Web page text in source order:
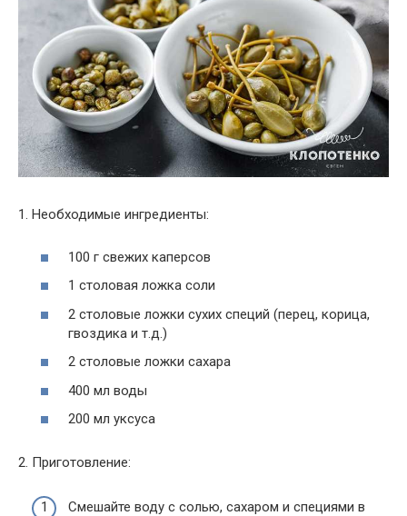
1. Необходимые ингредиенты:
100 г свежих каперсов
1 столовая ложка соли
2 столовые ложки сухих специй (перец, корица,
гвоздика и т.д.)
2 столовые ложки сахара
400 мл воды
200 мл уксуса
2. Приготовление:
Смешайте воду с солью, сахаром и специями в